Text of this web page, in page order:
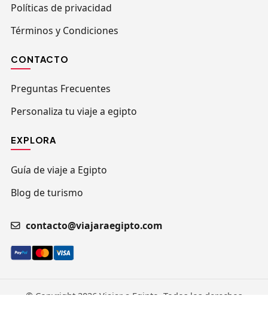
Políticas de privacidad
Términos y Condiciones
CONTACTO
Preguntas Frecuentes
Personaliza tu viaje a egipto
EXPLORA
Guía de viaje a Egipto
Blog de turismo
contacto@viajaraegipto.com
© Copyright 2026 Viajar a Egipto. Todos los derechos